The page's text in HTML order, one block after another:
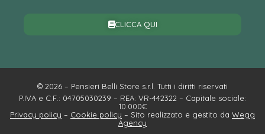
CLICCA QUI
© 2026 – Pensieri Belli Store s.r.l. Tutti i diritti riservati
P.IVA e C.F.: 04705030239 – REA: VR-442322 – Capitale sociale:
10.000€
Privacy policy – Cookie policy – Sito realizzato e gestito da Wegg
Agency